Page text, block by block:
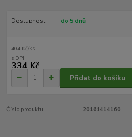
Dostupnost do 5 dnů
404 Kč/ks
334 Kč
Přidat do košíku
Číslo produktu: 20161414160